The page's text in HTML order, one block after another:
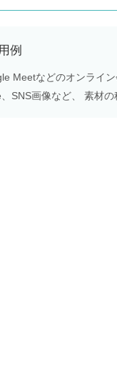
例
Meetなどのオンライ
SNS画像など、 素材